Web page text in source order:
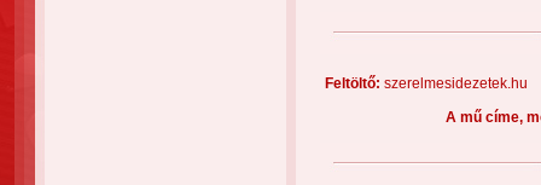
Feltöltő:
A mű címe,